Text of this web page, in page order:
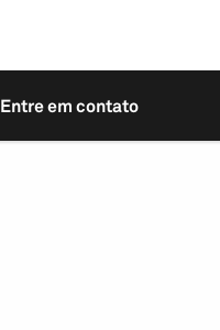
Entre em contato